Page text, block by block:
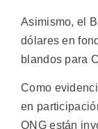
Asimismo, el
dólares en
blandos para
Como
en
ONG están